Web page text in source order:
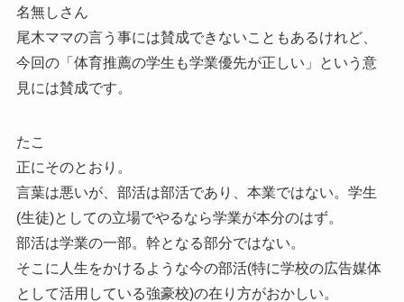
名無しさん
尾木ママの言う事には賛成できないこともあるけれど、
今回の「体育推薦の学生も学業優先が正しい」という意
見には賛成です。
たこ
正にそのとおり。
言葉は悪いが、部活は部活であり、本業ではない。学生
(生徒)としての立場でやるなら学業が本分のはず。
部活は学業の一部。幹となる部分ではない。
そこに人生をかけるような今の部活(特に学校の広告媒体
として活用している強豪校)の在り方がおかしい。